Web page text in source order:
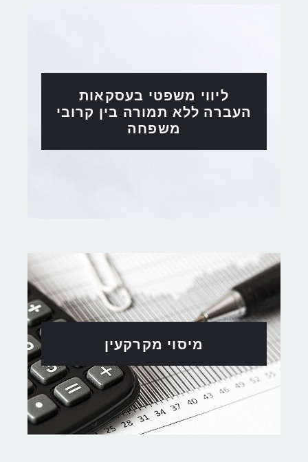
ליווי משפטי בעסקאות
העברה ללא תמורה בין קרובי
משפחה
מיסוי מקרקעין